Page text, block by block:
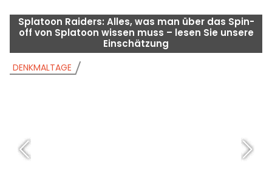
Splatoon Raiders: Alles, was man über das Spin-
off von Splatoon wissen muss – lesen Sie unsere
Einschätzung
DENKMALTAGE